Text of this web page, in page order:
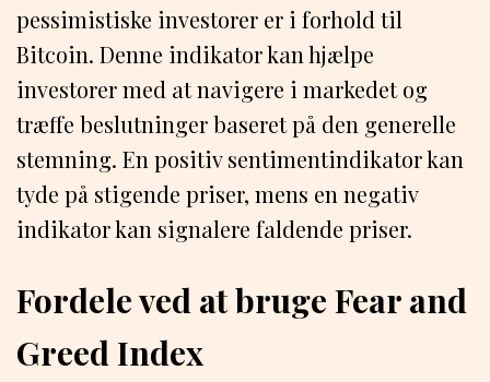
pessimistiske investorer er i forhold til
Bitcoin. Denne indikator kan hjælpe
investorer med at navigere i markedet og
træffe beslutninger baseret på den generelle
stemning. En positiv sentimentindikator kan
tyde på stigende priser, mens en negativ
indikator kan signalere faldende priser.
Fordele ved at bruge Fear and
Greed Index